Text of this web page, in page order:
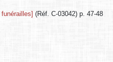
(Réf. C-03042) p. 47-48